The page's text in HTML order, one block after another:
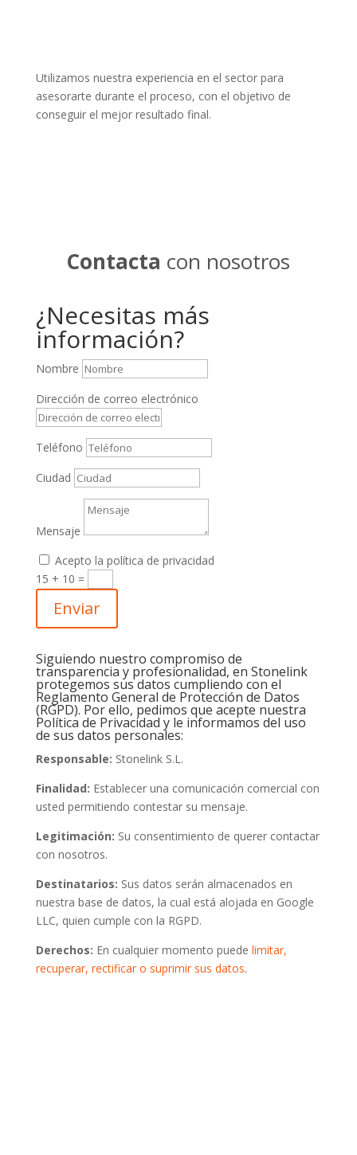
Utilizamos nuestra experiencia en el sector para
asesorarte durante el proceso, con el objetivo de
conseguir el mejor resultado final.
Contacta con nosotros
¿Necesitas más
información?
Nombre
Dirección de correo electrónico
Teléfono
Ciudad
Mensaje
Acepto la política de privacidad
15 + 10 =
Enviar
Siguiendo nuestro compromiso de
transparencia y profesionalidad, en Stonelink
protegemos sus datos cumpliendo con el
Reglamento General de Protección de Datos
(RGPD). Por ello, pedimos que acepte nuestra
Política de Privacidad y le informamos del uso
de sus datos personales:
Responsable: Stonelink S.L.
Finalidad: Establecer una comunicación comercial con
usted permitiendo contestar su mensaje.
Legitimación: Su consentimiento de querer contactar
con nosotros.
Destinatarios: Sus datos serán almacenados en
nuestra base de datos, la cual está alojada en Google
LLC, quien cumple con la RGPD.
Derechos: En cualquier momento puede limitar,
recuperar, rectificar o suprimir sus datos.